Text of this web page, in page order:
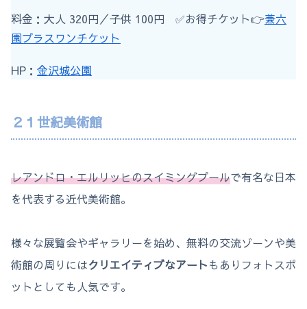
料金：大人 320円／子供 100円 ✅お得チケット👉兼六
園プラスワンチケット
HP： 金沢城公園
２１世紀美術館
レアンドロ・エルリッヒのスイミングプールで有名な日本
を代表する近代美術館。
様々な展覧会やギャラリーを始め、無料の交流ゾーンや美
術館の周りにはクリエイティブなアートもありフォトスポ
ットとしても人気です。